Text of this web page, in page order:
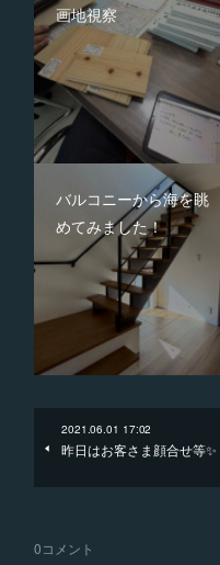
画地視察
バルコニーから海を眺
めてみました！
2021.06.01 17:02
昨日はお客さま顔合せ等✨
0コメント